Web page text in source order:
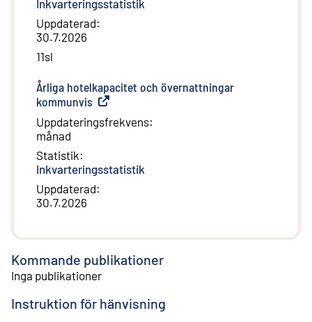
Inkvarteringsstatistik
Uppdaterad:
30.7.2026
11sl
Årliga hotelkapacitet och övernattningar
kommunvis Extern länk
Uppdateringsfrekvens:
månad
Statistik:
Inkvarteringsstatistik
Uppdaterad:
30.7.2026
Kommande publikationer
Inga publikationer
Instruktion för hänvisning